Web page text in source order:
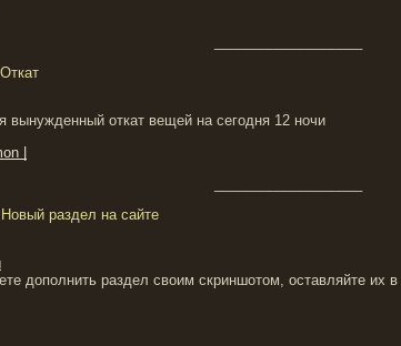
вынужденный откат вещей на сегодня 12 ночи
|
раздел на сайте
дополнить раздел своим скриншотом, оставляйте их в